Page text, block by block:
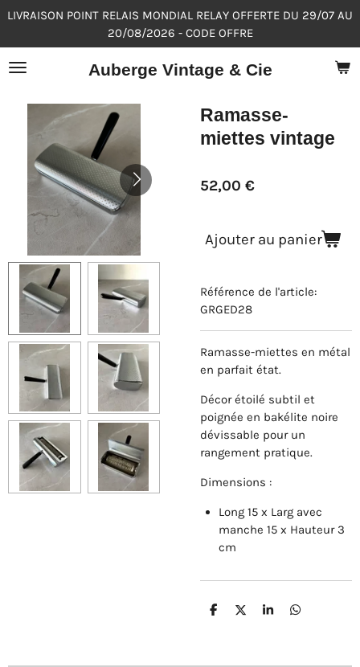
Passer
contenu
principal
Auberge Vintage & Cie
LIVRAISON POINT RELAIS MONDIAL RELAY OFFERTE DU 29/07 AU
20/08/2026 - CODE OFFRE
Ramasse-
miettes vintage
52,00 €
Ajouter au panier
Référence de l'article:
GRGED28
Ramasse-miettes en métal
en parfait état.
Décor étoilé subtil et
poignée en bakélite noire
dévissable pour un
rangement pratique.
Dimensions :
Long 15 x Larg avec
manche 15 x Hauteur 3
cm
P
a
P
a
P
a
P
a